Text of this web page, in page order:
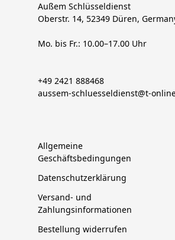
Außem Schlüsseldienst
Oberstr. 14, 52349 Düren,
Mo. bis Fr.: 10.00–17.00 Uhr
+49 2421 888468
aussem-schluesseldienst@t-
Allgemeine
Geschäftsbedingungen
Datenschutzerklärung
Versand- und
Zahlungsinformationen
Bestellung widerrufen